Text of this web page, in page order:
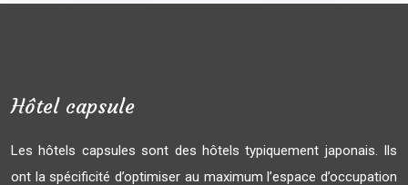
Hôtel capsule
Les hôtels capsules sont des hôtels typiquement japonais. Ils
ont la spécificité d’optimiser au maximum l’espace d’occupation